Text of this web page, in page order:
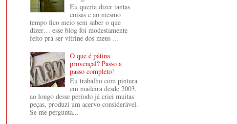
Eu queria dizer tantas
coisas e ao mesmo
tempo fico meio sem saber o que
dizer… esse blog foi modestamente
feito prá ser vitrine dos meus ...
O que é pátina
provençal? Passo a
passo completo!
Eu trabalho com pintura
em madeira desde 2003,
ao longo desse período já criei muitas
peças, produzi um acervo considerável.
Se me pergunta...